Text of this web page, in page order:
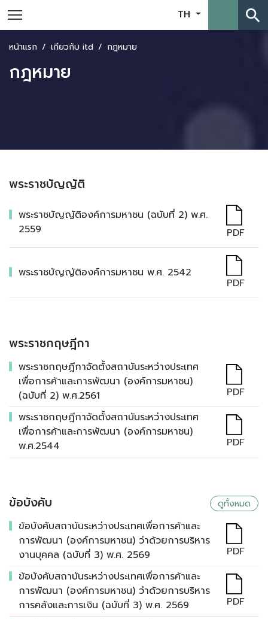
TH search
หน้าแรก เกี่ยวกับ itd กฎหมาย
กฎหมาย
พระราชบัญญัติ
พระราชบัญญัติองค์การมหาชน (ฉบับที่ 2) พ.ศ.
2559
PDF
พระราชบัญญัติองค์การมหาชน พ.ศ. 2542
PDF
พระราชกฤษฎีกา
พระราชกฤษฎีกาจัดตั้งสถาบันระหว่างประเทศ
เพื่อการค้าและการพัฒนา (องค์การมหาชน)
(ฉบับที่ 2) พ.ศ.2561
PDF
พระราชกฤษฎีกาจัดตั้งสถาบันระหว่างประเทศ
เพื่อการค้าและการพัฒนา (องค์การมหาชน)
พ.ศ.2544
PDF
ข้อบังคับ ดูทั้งหมด
ข้อบังคับสถาบันระหว่างประเทศเพื่อการค้าและ
การพัฒนา (องค์การมหาชน) ว่าด้วยการบริหาร
งานบุคคล (ฉบับที่ 3) พ.ศ. 2569
PDF
ข้อบังคับสถาบันระหว่างประเทศเพื่อการค้าและ
การพัฒนา (องค์การมหาชน) ว่าด้วยการบริหาร
การคลังและการเงิน (ฉบับที่ 3) พ.ศ. 2569
PDF